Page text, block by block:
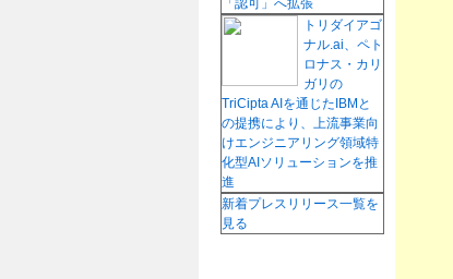
「認可」へ拡張
トリダイアゴ
ナル.ai、ペト
ロナス・カリ
ガリの
TriCipta AIを通じたIBMと
の提携により、上流事業向
けエンジニアリング領域特
化型AIソリューションを推
進
新着プレスリリース一覧を
見る